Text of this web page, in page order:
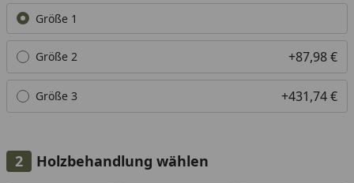
Alle anzeigen (3)
Größe 1
Größe 2 +87,98 €
Größe 3 +431,74 €
Holzbehandlung wählen